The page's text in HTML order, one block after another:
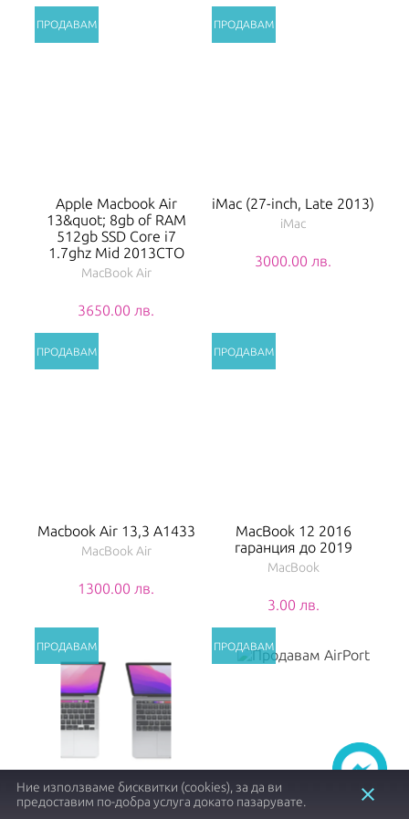
Apple Macbook Air
13&quot; 8gb of RAM
512gb SSD Core i7
1.7ghz Mid 2013CTO
MacBook Air
3650.00 лв.
iMac (27-inch, Late 2013)
iMac
3000.00 лв.
Macbook Air 13,3 A1433
MacBook Air
1300.00 лв.
MacBook 12 2016
гаранция до 2019
MacBook
3.00 лв.
Ние използваме бисквитки (cookies), за да ви
предоставим по-добра услуга докато пазарувате.
close